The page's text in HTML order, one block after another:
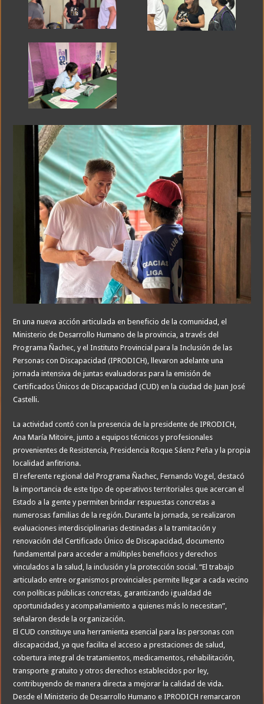
En una nueva acción articulada en beneficio de la comunidad, el
Ministerio de Desarrollo Humano de la provincia, a través del
Programa Ñachec, y el Instituto Provincial para la Inclusión de las
Personas con Discapacidad (IPRODICH), llevaron adelante una
jornada intensiva de juntas evaluadoras para la emisión de
Certificados Únicos de Discapacidad (CUD) en la ciudad de Juan José
Castelli.
La actividad contó con la presencia de la presidente de IPRODICH,
Ana María Mitoire, junto a equipos técnicos y profesionales
provenientes de Resistencia, Presidencia Roque Sáenz Peña y la propia
localidad anfitriona.
El referente regional del Programa Ñachec, Fernando Vogel, destacó
la importancia de este tipo de operativos territoriales que acercan el
Estado a la gente y permiten brindar respuestas concretas a
numerosas familias de la región. Durante la jornada, se realizaron
evaluaciones interdisciplinarias destinadas a la tramitación y
renovación del Certificado Único de Discapacidad, documento
fundamental para acceder a múltiples beneficios y derechos
vinculados a la salud, la inclusión y la protección social. “El trabajo
articulado entre organismos provinciales permite llegar a cada vecino
con políticas públicas concretas, garantizando igualdad de
oportunidades y acompañamiento a quienes más lo necesitan”,
señalaron desde la organización.
El CUD constituye una herramienta esencial para las personas con
discapacidad, ya que facilita el acceso a prestaciones de salud,
cobertura integral de tratamientos, medicamentos, rehabilitación,
transporte gratuito y otros derechos establecidos por ley,
contribuyendo de manera directa a mejorar la calidad de vida.
Desde el Ministerio de Desarrollo Humano e IPRODICH remarcaron